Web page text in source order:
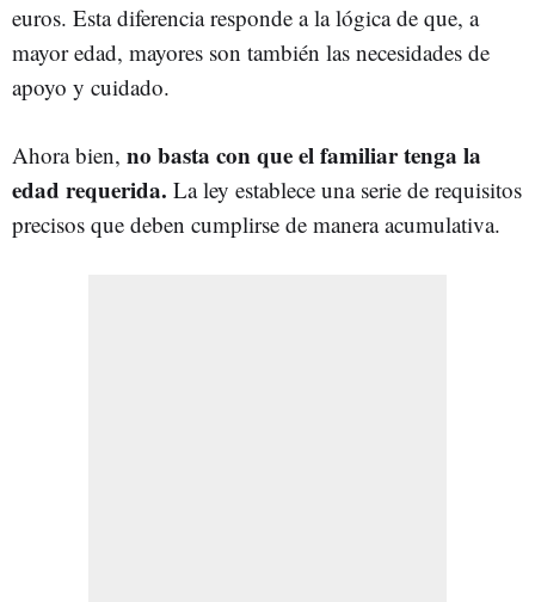
euros. Esta diferencia responde a la lógica de que, a
mayor edad, mayores son también las necesidades de
apoyo y cuidado.
Ahora bien, no basta con que el familiar tenga la
edad requerida. La ley establece una serie de requisitos
precisos que deben cumplirse de manera acumulativa.